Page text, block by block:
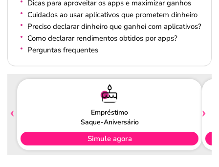
Dicas para aproveitar os apps e maximizar ganhos
Cuidados ao usar aplicativos que prometem dinheiro
Preciso declarar dinheiro que ganhei com aplicativos?
Como declarar rendimentos obtidos por apps?
Perguntas frequentes
Empréstimo
Saque-Aniversário
Simule agora